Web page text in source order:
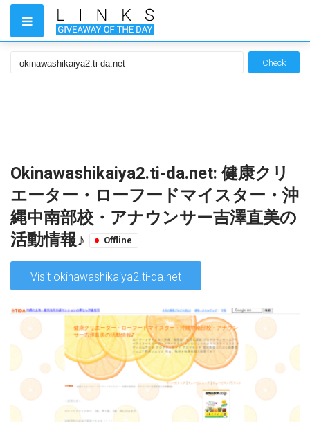
Check
Okinawashikaiya2.ti-da.net: 健康クリ
エーター・ローフードマイスター・沖
縄中南部校・アナウンサー吉澤直美の
活動情報♪
Offline
Visit okinawashikaiya2.ti-da.net